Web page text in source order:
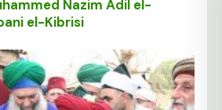
Nazim Adil el-
el-Kibrisi